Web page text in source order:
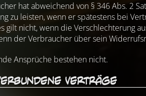
hat abweichend von § 346 Abs. 2
zu leisten, wenn er spätestens bei
gilt nicht, wenn die Verschlechterung
der Verbraucher über sein
Ansprüche bestehen nicht.
Verträge